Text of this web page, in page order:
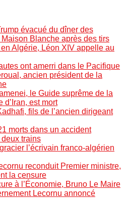
évacué du dîner des
Blanche après des tirs
Algérie, Léon XIV appelle au
ont amerri dans le Pacifique
ancien président de la
le Guide suprême de la
est mort
fils de l’ancien dirigeant
morts dans un accident
trains
l’écrivain franco-algérien
reconduit Premier ministre,
la censure
à l’Économie, Bruno Le Maire
Lecornu annoncé